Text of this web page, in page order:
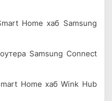
Home хаб Samsung
Samsung Connect
Home хаб Wink Hub